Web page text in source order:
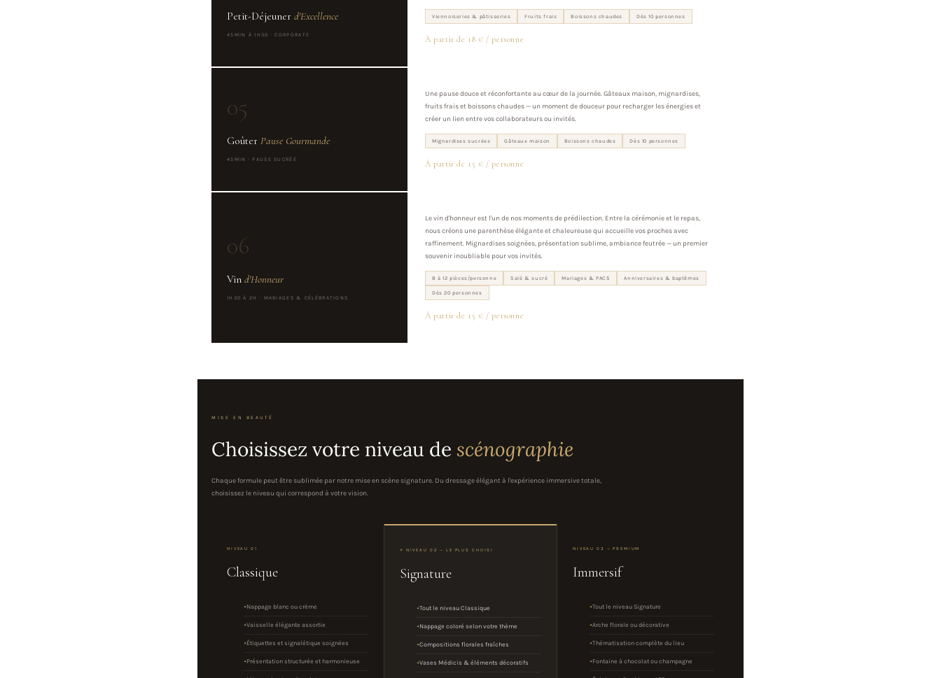
Petit-Déjeuner d'Excellence
45MIN À 1H30 · CORPORATE
Viennoiseries & pâtisseries Fruits frais Boissons chaudes Dès 10 personnes
À partir de 18 € / personne
05
Goûter Pause Gourmande
45MIN · PAUSE SUCRÉE
Une pause douce et réconfortante au cœur de la journée. Gâteaux maison, mignardises,
fruits frais et boissons chaudes — un moment de douceur pour recharger les énergies et
créer un lien entre vos collaborateurs ou invités.
Mignardises sucrées Gâteaux maison Boissons chaudes Dès 10 personnes
À partir de 15 € / personne
06
Vin d'Honneur
1H30 À 2H · MARIAGES & CÉLÉBRATIONS
Le vin d'honneur est l'un de nos moments de prédilection. Entre la cérémonie et le repas,
nous créons une parenthèse élégante et chaleureuse qui accueille vos proches avec
raffinement. Mignardises soignées, présentation sublime, ambiance feutrée — un premier
souvenir inoubliable pour vos invités.
8 à 12 pièces/personne Salé & sucré Mariages & PACS Anniversaires & baptêmes
Dès 20 personnes
À partir de 15 € / personne
MISE EN BEAUTÉ
Choisissez votre niveau de scénographie
Chaque formule peut être sublimée par notre mise en scène signature. Du dressage élégant à l'expérience immersive totale,
choisissez le niveau qui correspond à votre vision.
NIVEAU 01
Classique
Nappage blanc ou crème
Vaisselle élégante assortie
Étiquettes et signalétique soignées
Présentation structurée et harmonieuse
⭐ NIVEAU 02 — LE PLUS CHOISI
Signature
Tout le niveau Classique
Nappage coloré selon votre thème
Compositions florales fraîches
Vases Médicis & éléments décoratifs
NIVEAU 03 — PREMIUM
Immersif
Tout le niveau Signature
Arche florale ou décorative
Thématisation complète du lieu
Fontaine à chocolat ou champagne